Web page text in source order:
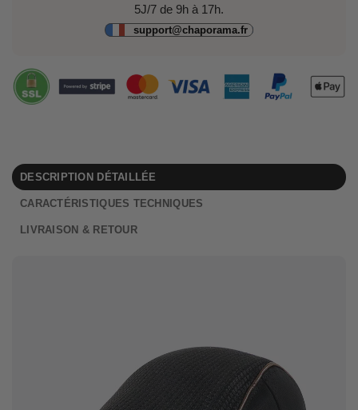
5J/7 de 9h à 17h.
support@chaporama.fr
DESCRIPTION DÉTAILLÉE
CARACTÉRISTIQUES TECHNIQUES
LIVRAISON & RETOUR